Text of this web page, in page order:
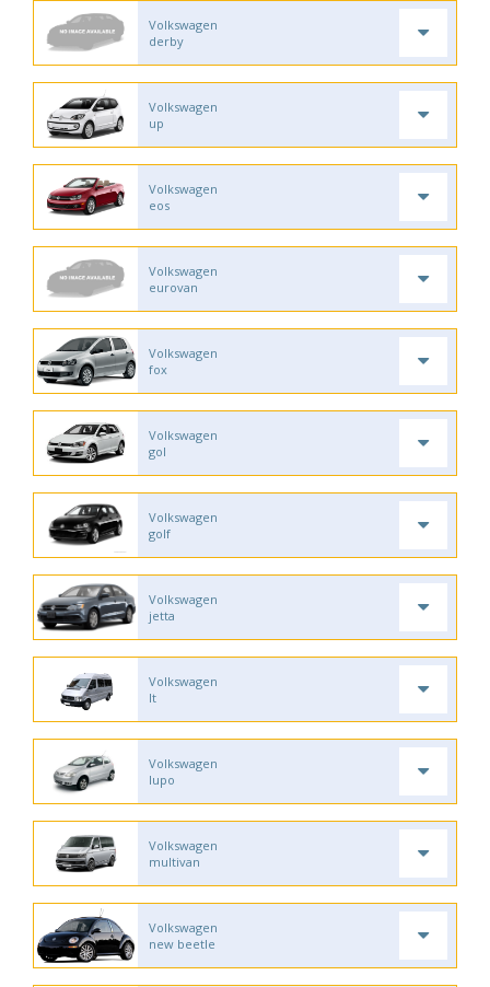
Volkswagen
derby
Volkswagen
up
Volkswagen
eos
Volkswagen
eurovan
Volkswagen
fox
Volkswagen
gol
Volkswagen
golf
Volkswagen
jetta
Volkswagen
lt
Volkswagen
lupo
Volkswagen
multivan
Volkswagen
new beetle